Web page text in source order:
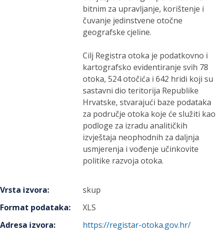
bitnim za upravljanje, korištenje i
čuvanje jedinstvene otočne
geografske cjeline.
Cilj Registra otoka je podatkovno i
kartografsko evidentiranje svih 78
otoka, 524 otočića i 642 hridi koji su
sastavni dio teritorija Republike
Hrvatske, stvarajući baze podataka
za područje otoka koje će služiti kao
podloge za izradu analitičkih
izvještaja neophodnih za daljnja
usmjerenja i vođenje učinkovite
politike razvoja otoka.
Vrsta izvora:
skup
Format podataka:
XLS
Adresa izvora:
https://registar-otoka.gov.hr/